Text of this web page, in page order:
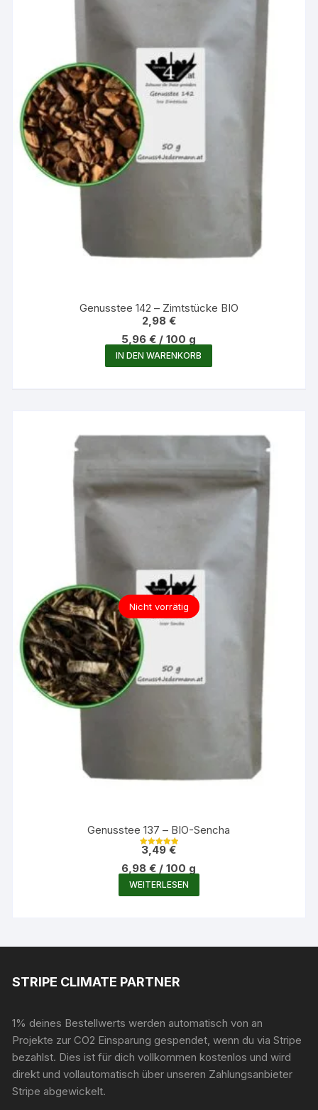
Genusstee 142 – Zimtstücke BIO
2,98 €
5,96€ /100 g
IN DEN WARENKORB
Nicht vorrätig
Genusstee 137 – BIO-Sencha
Bewertet mit
von 5
3,49€
6,98€ /100 g
WEITERLESEN
STRIPE CLIMATE PARTNER
1% deines Bestellwerts werden automatisch von an
Projekte zur CO2 Einsparung gespendet, wenn du via Stripe
bezahlst. Dies ist für dich vollkommen kostenlos und wird
direkt und vollautomatisch über unseren Zahlungsanbieter
Stripe abgewickelt.